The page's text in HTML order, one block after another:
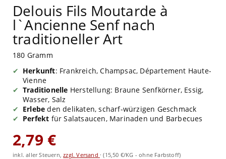
Delouis Fils Moutarde à
l`Ancienne Senf nach
traditioneller Art
180 Gramm
Herkunft: Frankreich, Champsac, Département Haute-
Vienne
Traditionelle Herstellung: Braune Senfkörner, Essig,
Wasser, Salz
Erlebe den delikaten, scharf-würzigen Geschmack
Perfekt für Salatsaucen, Marinaden und Barbecues
2,79 €
inkl. aller Steuern,zzgl. Versand ·(15,50 €/KG - ohne Farbstoff)